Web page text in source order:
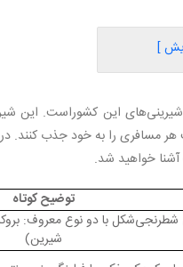
]
لیژ
بلژیکی
لیژ
این کشوراست. این
را به خود جذب کنند. در
خواهید شد.
توضیح کوتاه
شطرنجی‌شکل با دو نوع معروف:
شیرین)